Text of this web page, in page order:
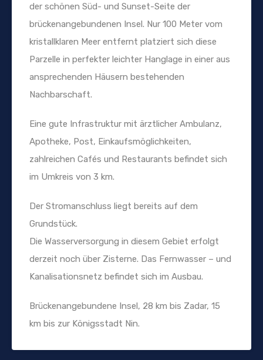
der schönen Süd- und Sunset-Seite der
brückenangebundenen Insel. Nur 100 Meter vom
kristallklaren Meer entfernt platziert sich diese
Parzelle in perfekter leichter Hanglage in einer aus
ansprechenden Häusern bestehenden
Nachbarschaft.
Eine gute Infrastruktur mit ärztlicher Ambulanz,
Apotheke, Post, Einkaufsmöglichkeiten,
zahlreichen Cafés und Restaurants befindet sich
im Umkreis von 3 km.
Der Stromanschluss liegt bereits auf dem
Grundstück.
Die Wasserversorgung in diesem Gebiet erfolgt
derzeit noch über Zisterne. Das Fernwasser – und
Kanalisationsnetz befindet sich im Ausbau.
Brückenangebundene Insel, 28 km bis Zadar, 15
km bis zur Königsstadt Nin.